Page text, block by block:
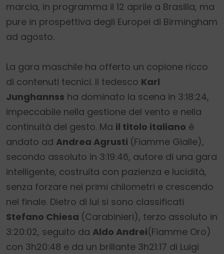
marcia, in programma il 12 aprile a Brasilia, ma
pure in prospettiva degli Europei di Birmingham
ad agosto.
La gara maschile ha offerto un copione ricco
di contenuti tecnici. Il tedesco Karl
Junghannss ha dominato la scena in 3:18:24,
impeccabile nella gestione del vento e nella
continuità del gesto. Ma il titolo italiano è
andato ad Andrea Agrusti (Fiamme Gialle),
secondo assoluto in 3:19:46, autore di una gara
intelligente, costruita con pazienza e lucidità,
senza forzare nei primi chilometri e crescendo
nel finale. Dietro di lui si sono classificati
Stefano Chiesa (Carabinieri), terzo assoluto in
3:20:02, seguito da Aldo Andrei(Fiamme Oro)
con 3h20:48 e da un brillante 3h21:17 di Luigi